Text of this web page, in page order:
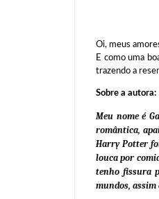
Oi, meus
E como uma
trazendo a
Sobre a autora:
Meu nome é
romântica,
Harry Potter
louca por
tenho fissura
mundos,